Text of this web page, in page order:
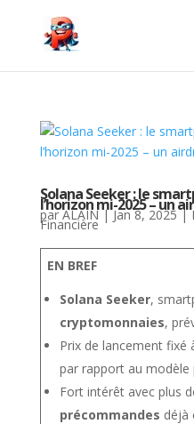
Solana Seeker : le
l’horizon mi-2025 – un
parALAIN|Jan 8, 2025|
Financière
EN BREF
Solana Seeker,
cryptomonnaies,
Prix de lancement fixé
par rapport au modèle
Fort intérêt avec plus
précommandes déjà